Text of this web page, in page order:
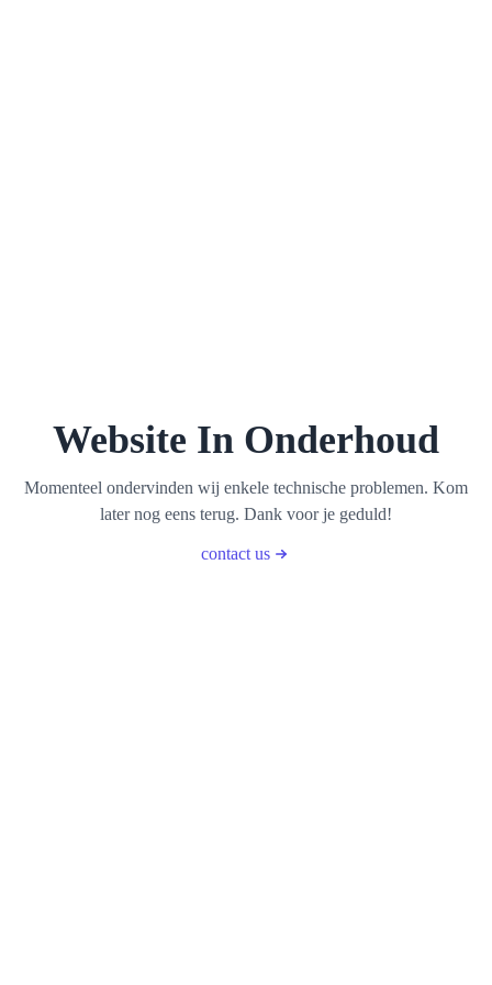
Website In Onderhoud
Momenteel ondervinden wij enkele technische problemen. Kom
later nog eens terug. Dank voor je geduld!
contact us